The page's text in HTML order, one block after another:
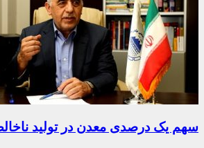
سهم یک درصدی معدن در تولید